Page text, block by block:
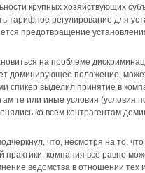
крупных хозяйствующих
тарифное регулирование для
предотвращение
на проблеме
доминирующее положение,
спикер выделил принятие в
те или иные условия (условия
ко всем контрагентам
что, несмотря на то,
практики, компания все равно
ведомства в отношении тех